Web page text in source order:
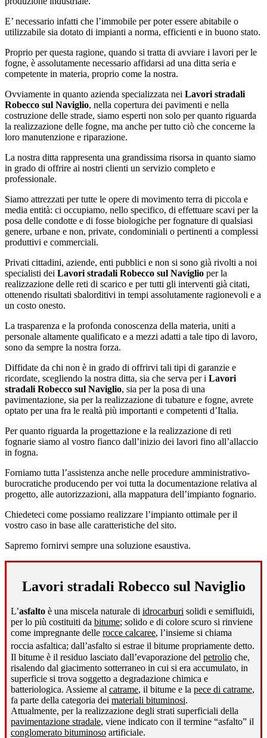
E’ necessario infatti che l’immobile per poter essere abitabile o
utilizzabile sia dotato di impianti a norma, efficienti e in buono stato.
Proprio per questa ragione, quando si tratta di avviare i lavori per le
fogne, è assolutamente necessario affidarsi ad una ditta seria e
competente in materia, proprio come la nostra.
Ovviamente in quanto azienda specializzata nei Lavori stradali
Robecco sul Naviglio, nella copertura dei pavimenti e nella
costruzione delle strade, siamo esperti non solo per quanto riguarda
la realizzazione delle fogne, ma anche per tutto ciò che concerne la
loro manutenzione e riparazione.
La nostra ditta rappresenta una grandissima risorsa in quanto siamo
in grado di offrire ai nostri clienti un servizio completo e
professionale.
Siamo attrezzati per tutte le opere di movimento terra di piccola e
media entità: ci occupiamo, nello specifico, di effettuare scavi per la
posa delle condotte e di fosse biologiche per fognature di qualsiasi
genere, urbane e non, private, condominiali o pertinenti a complessi
produttivi e commerciali.
Privati cittadini, aziende, enti pubblici e non si sono già rivolti a noi
specialisti dei Lavori stradali Robecco sul Naviglio per la
realizzazione delle reti di scarico e per tutti gli interventi già citati,
ottenendo risultati sbalorditivi in tempi assolutamente ragionevoli e a
un costo onesto.
La trasparenza e la profonda conoscenza della materia, uniti a
personale altamente qualificato e a mezzi adatti a tale tipo di lavoro,
sono da sempre la nostra forza.
Diffidate da chi non è in grado di offrirvi tali tipi di garanzie e
ricordate, scegliendo la nostra ditta, sia che serva per i Lavori
stradali Robecco sul Naviglio, sia per la posa di una
pavimentazione, sia per la realizzazione di tubature e fogne, avrete
optato per una fra le realtà più importanti e competenti d’Italia.
Per quanto riguarda la progettazione e la realizzazione di reti
fognarie siamo al vostro fianco dall’inizio dei lavori fino all’allaccio
in fogna.
Forniamo tutta l’assistenza anche nelle procedure amministrativo-
burocratiche producendo per voi tutta la documentazione relativa al
progetto, alle autorizzazioni, alla mappatura dell’impianto fognario.
Chiedeteci come possiamo realizzare l’impianto ottimale per il
vostro caso in base alle caratteristiche del sito.
Sapremo fornirvi sempre una soluzione esaustiva.
Lavori stradali Robecco sul Naviglio
L’asfalto è una miscela naturale di idrocarburi solidi e semifluidi,
per lo più costituiti da bitume; solido e di colore scuro si rinviene
come impregnante delle rocce calcaree, l’insieme si chiama
roccia asfaltica; dall’asfalto si estrae il bitume propriamente detto.
Il bitume è il residuo lasciato dall’evaporazione del petrolio che,
risalendo dal giacimento sotterraneo in cui si era accumulato, in
superficie si trova soggetto a degradazione chimica e
batteriologica. Assieme al catrame, il bitume e la pece di catrame,
fa parte della categoria dei materiali bituminosi.
Attualmente, per la realizzazione degli strati superficiali della
pavimentazione stradale, viene indicato con il termine “asfalto” il
conglomerato bituminoso artificiale.